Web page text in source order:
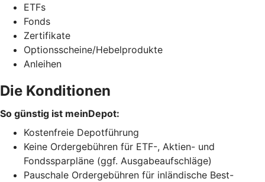
ETFs
Fonds
Zertifikate
Optionsscheine/Hebelprodukte
Anleihen
Die Konditionen
So günstig ist meinDepot:
Kostenfreie Depotführung
Keine Ordergebühren für ETF-, Aktien- und
Fondssparpläne (ggf. Ausgabeaufschläge)
Pauschale Ordergebühren für inländische Best-